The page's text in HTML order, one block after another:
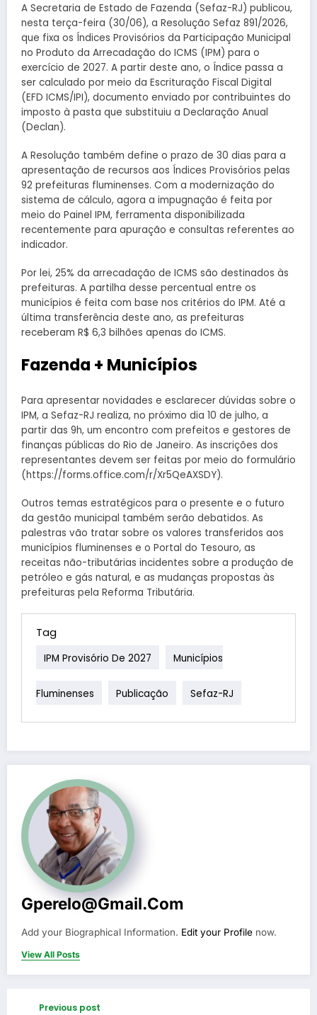
A Secretaria de Estado de Fazenda (Sefaz-RJ) publicou,
nesta terça-feira (30/06), a Resolução Sefaz 891/2026,
que fixa os Índices Provisórios da Participação Municipal
no Produto da Arrecadação do ICMS (IPM) para o
exercício de 2027. A partir deste ano, o Índice passa a
ser calculado por meio da Escrituração Fiscal Digital
(EFD ICMS/IPI), documento enviado por contribuintes do
imposto à pasta que substituiu a Declaração Anual
(Declan).
A Resolução também define o prazo de 30 dias para a
apresentação de recursos aos Índices Provisórios pelas
92 prefeituras fluminenses. Com a modernização do
sistema de cálculo, agora a impugnação é feita por
meio do Painel IPM, ferramenta disponibilizada
recentemente para apuração e consultas referentes ao
indicador.
Por lei, 25% da arrecadação de ICMS são destinados às
prefeituras. A partilha desse percentual entre os
municípios é feita com base nos critérios do IPM. Até a
última transferência deste ano, as prefeituras
receberam R$ 6,3 bilhões apenas do ICMS.
Fazenda + Municípios
Para apresentar novidades e esclarecer dúvidas sobre o
IPM, a Sefaz-RJ realiza, no próximo dia 10 de julho, a
partir das 9h, um encontro com prefeitos e gestores de
finanças públicas do Rio de Janeiro. As inscrições dos
representantes devem ser feitas por meio do formulário
(https://forms.office.com/r/Xr5QeAXSDY).
Outros temas estratégicos para o presente e o futuro
da gestão municipal também serão debatidos. As
palestras vão tratar sobre os valores transferidos aos
municípios fluminenses e o Portal do Tesouro, as
receitas não-tributárias incidentes sobre a produção de
petróleo e gás natural, e as mudanças propostas às
prefeituras pela Reforma Tributária.
Tag
IPM Provisório De 2027 Municípios
Fluminenses Publicação Sefaz-RJ
Gperelo@gmail.com
Add your Biographical Information. Edit your Profile now.
View All Posts
Previous post